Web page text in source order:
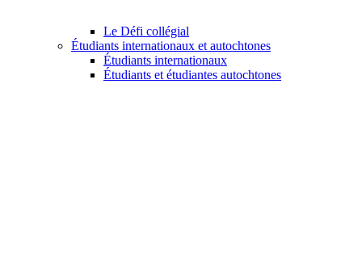
Le Défi collégial
Étudiants internationaux et autochtones
Étudiants internationaux
Étudiants et étudiantes autochtones